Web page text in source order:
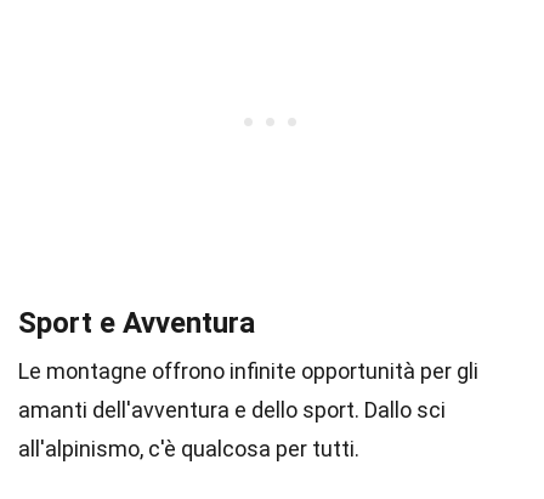
Sport e Avventura
Le montagne offrono infinite opportunità per gli
amanti dell'avventura e dello sport. Dallo sci
all'alpinismo, c'è qualcosa per tutti.